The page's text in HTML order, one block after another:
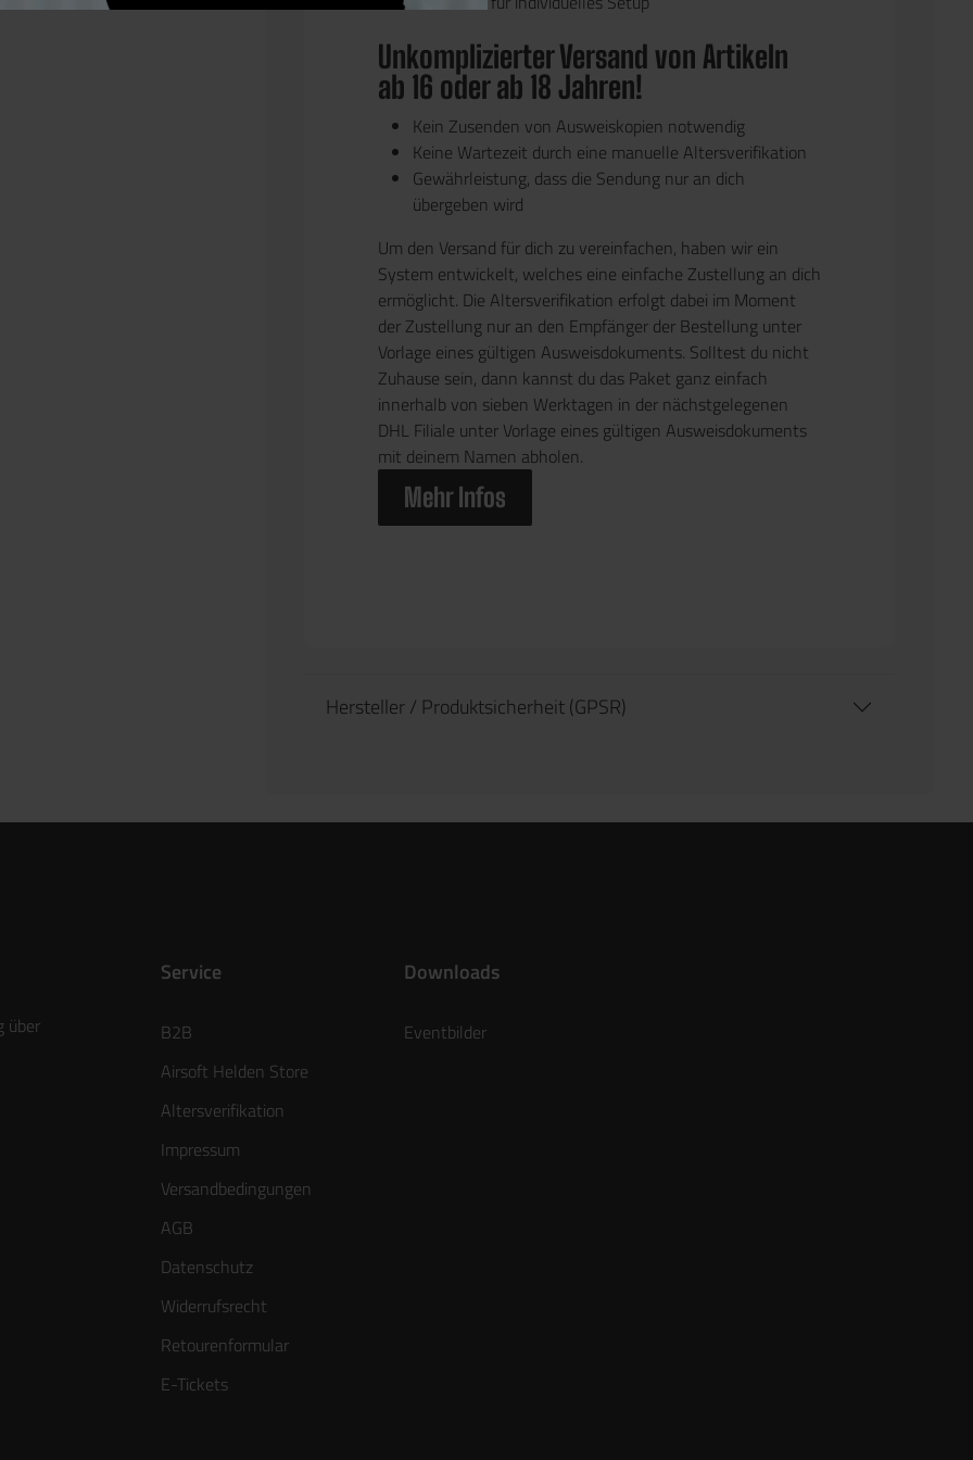
Unkomplizierter Versand von Artikeln
ab 16 oder ab 18 Jahren!
Kein Zusenden von Ausweiskopien notwendig
Keine Wartezeit durch eine manuelle Altersverifikation
Gewährleistung, dass die Sendung nur an dich
übergeben wird
Um den Versand für dich zu vereinfachen, haben wir ein
System entwickelt, welches eine einfache Zustellung an dich
ermöglicht. Die Altersverifikation erfolgt dabei im Moment
der Zustellung nur an den Empfänger der Bestellung unter
Vorlage eines gültigen Ausweisdokuments. Solltest du nicht
Zuhause sein, dann kannst du das Paket ganz einfach
innerhalb von sieben Werktagen in der nächstgelegenen
DHL Filiale unter Vorlage eines gültigen Ausweisdokuments
mit deinem Namen abholen.
Mehr Infos
Hersteller / Produktsicherheit (GPSR)
über
Service
B2B
Airsoft Helden Store
Altersverifikation
Impressum
Versandbedingungen
AGB
Datenschutz
Widerrufsrecht
Retourenformular
E-Tickets
Downloads
Eventbilder